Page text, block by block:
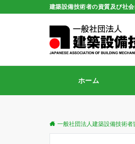
建築設備技術者の資質及び社
ホーム
一般社団法人建築設備技術者